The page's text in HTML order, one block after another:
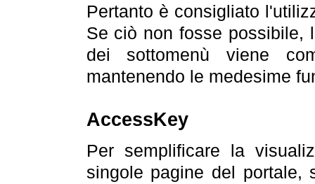
Pertanto è consigliato
Se ciò non fosse possibile,
dei sottomenù viene
mantenendo le medesime
AccessKey
Per semplificare la
singole pagine del portale,